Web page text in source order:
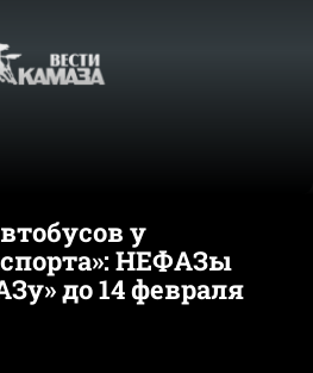
у
НЕФАЗы
до 14 февраля